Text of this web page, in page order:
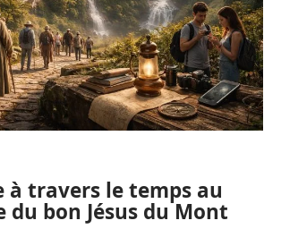
à travers le temps au
du bon Jésus du Mont